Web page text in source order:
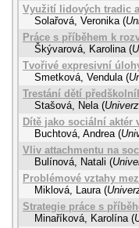
Využití lidových tradic
Solařová, Veronika (
Práce s příběhem k
Škývarová, Karolina (
Tvořivé expresivní
Smetková, Vendula (
Trestání dětí
Stašová, Nela (
Dítě jako sociální
Buchtová, Andrea (
Vliv attachmentu na
Bulínová, Natali (
Problémové vztahy
Miklová, Laura (
Strategie práce s
Minaříková, Karolína (